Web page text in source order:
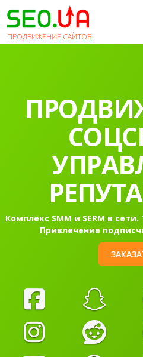
ПРОДВИЖЕНИЕ САЙТОВ
Раскрутка сайта в Гугл в
Контекстная